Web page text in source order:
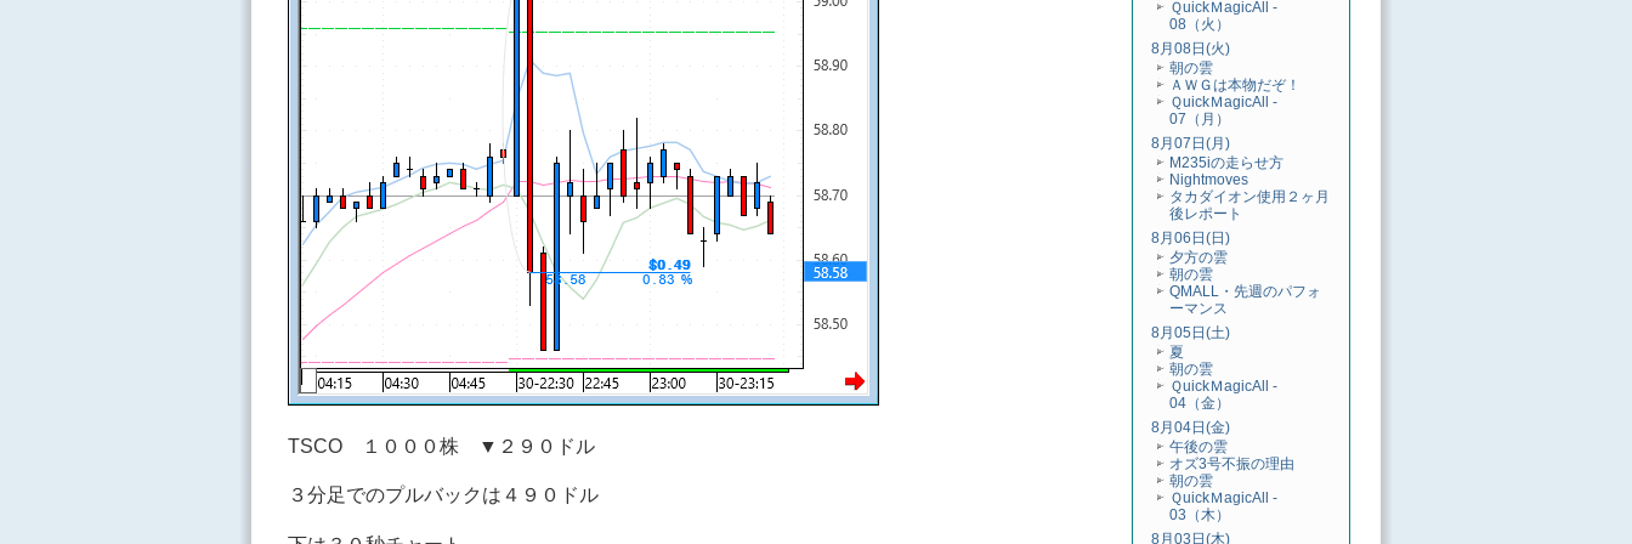
TSCO １０００株 ▼２９０ドル
３分足でのプルバックは４９０ドル
ＱuickＭagicAll -
08（火）
8月08日(火)
朝の雲
ＡＷＧは本物だぞ！
ＱuickＭagicAll -
07（月）
8月07日(月)
M235iの走らせ方
Nightmoves
タカダイオン使用２ヶ月
後レポート
8月06日(日)
夕方の雲
朝の雲
QMALL・先週のパフォ
ーマンス
8月05日(土)
夏
朝の雲
ＱuickＭagicAll -
04（金）
8月04日(金)
午後の雲
オズ3号不振の理由
朝の雲
ＱuickＭagicAll -
03（木）
8月03日(木)